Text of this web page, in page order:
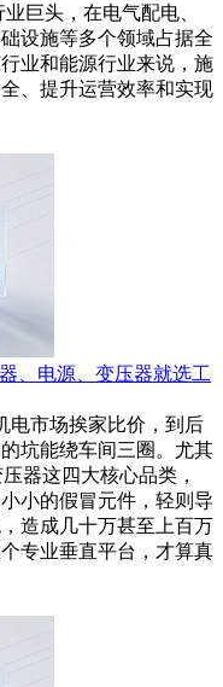
巨头，在电气配电、
设施等多个领域占据全
业和能源行业来说，施
、提升运营效率和实现
、电源、变压器就选工
电市场挨家比价，到后
坑能绕车间三圈。尤其
器这四大核心品类，
小的假冒元件，轻则导
造成几十万甚至上百万
专业垂直平台，才算真